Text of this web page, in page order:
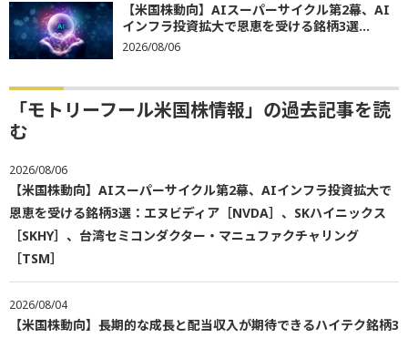
【米国株動向】AIスーパーサイクル第2幕、AI
インフラ投資拡大で恩恵を受ける銘柄3選...
2026/08/06
「モトリーフール米国株情報」の過去記事を読
む
2026/08/06
【米国株動向】AIスーパーサイクル第2幕、AIインフラ投資拡大で
恩恵を受ける銘柄3選：エヌビディア［NVDA］、SKハイニックス
［SKHY］、台湾セミコンダクター・マニュファクチャリング
［TSM］
2026/08/04
【米国株動向】長期的な成長と配当収入が期待できるハイテク銘柄3